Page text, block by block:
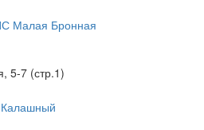
Малая Бронная
5-7 (стр.1)
Калашный